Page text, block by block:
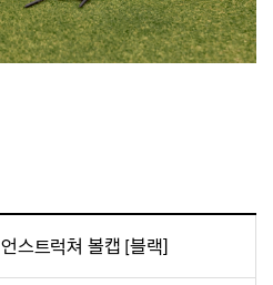
언스트럭쳐 볼캡 [블랙]